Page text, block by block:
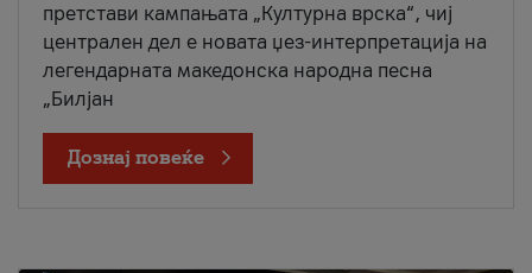
претстави кампањата „Културна врска“, чиј
централен дел е новата џез-интерпретација на
легендарната македонска народна песна
„Билјан
Дознај повеќе